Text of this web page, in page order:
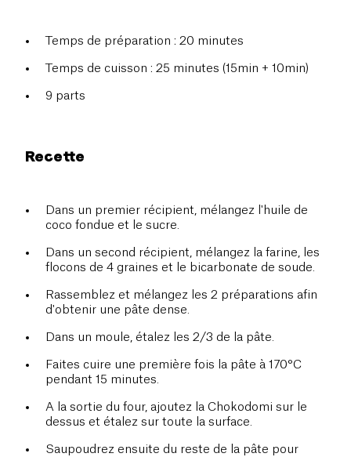
Temps de préparation : 20 minutes
Temps de cuisson : 25 minutes (15min + 10min)
9 parts
Recette
Dans un premier récipient, mélangez l'huile de
coco fondue et le sucre.
Dans un second récipient, mélangez la farine, les
flocons de 4 graines et le bicarbonate de soude.
Rassemblez et mélangez les 2 préparations afin
d'obtenir une pâte dense.
Dans un moule, étalez les 2/3 de la pâte.
Faites cuire une première fois la pâte à 170°C
pendant 15 minutes.
A la sortie du four, ajoutez la Chokodomi sur le
dessus et étalez sur toute la surface.
Saupoudrez ensuite du reste de la pâte pour